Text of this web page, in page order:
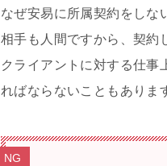
なぜ安易に所属契約をしな
相手も人間ですから、契約
クライアントに対する仕事
ればならないこともありま
NG